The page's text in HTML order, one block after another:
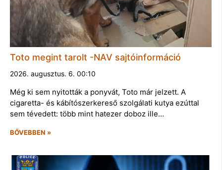
Toto megint tarolt -NAV sajtóinformáció
2026. augusztus. 6. 00:10
Még ki sem nyitották a ponyvát, Toto már jelzett. A
cigaretta- és kábítószerkereső szolgálati kutya ezúttal
sem tévedett: több mint hatezer doboz ille…
BŐVEBBEN »